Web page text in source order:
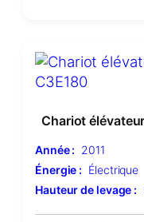
Chariot
Année : 2011
Énergie : Électrique
Hauteur de levage :